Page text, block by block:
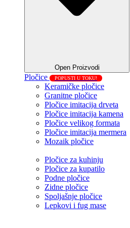
Open Proizvodi
Pločice POPUSTI U TOKU!
Keramičke pločice
Granitne pločice
Pločice imitacija drveta
Pločice imitacija kamena
Pločice velikog formata
Pločice imitacija mermera
Mozaik pločice
Pločice za kuhinju
Pločice za kupatilo
Podne pločice
Zidne pločice
Spoljašnje pločice
Lepkovi i fug mase